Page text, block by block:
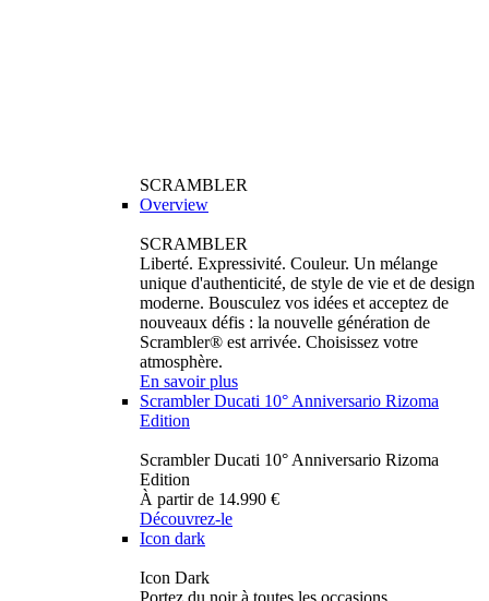
SCRAMBLER
Overview
SCRAMBLER
Liberté. Expressivité. Couleur. Un mélange
unique d'authenticité, de style de vie et de design
moderne. Bousculez vos idées et acceptez de
nouveaux défis : la nouvelle génération de
Scrambler® est arrivée. Choisissez votre
atmosphère.
En savoir plus
Scrambler Ducati 10° Anniversario Rizoma
Edition
Scrambler Ducati 10° Anniversario Rizoma
Edition
À partir de 14.990 €
Découvrez-le
Icon dark
Icon Dark